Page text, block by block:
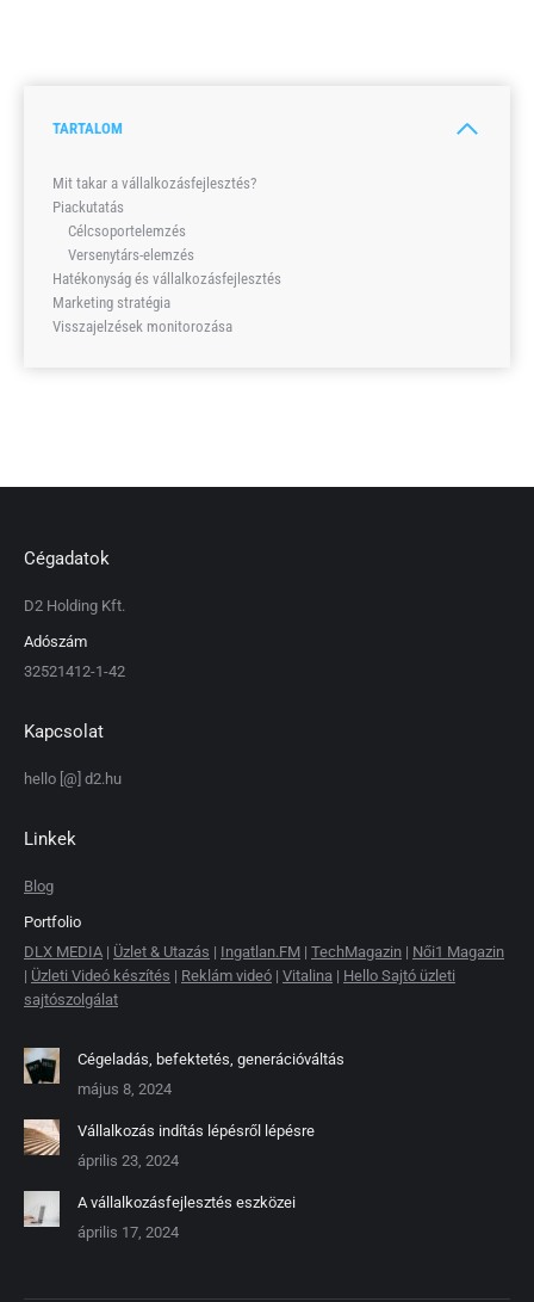
TARTALOM
Mit takar a vállalkozásfejlesztés?
Piackutatás
Célcsoportelemzés
Versenytárs-elemzés
Hatékonyság és vállalkozásfejlesztés
Marketing stratégia
Visszajelzések monitorozása
Cégadatok
D2 Holding Kft.
Adószám
32521412-1-42
Kapcsolat
hello [@] d2.hu
Linkek
Blog
Portfolio
DLX MEDIA | Üzlet & Utazás | Ingatlan.FM | TechMagazin | Női1 Magazin
| Üzleti Videó készítés | Reklám videó | Vitalina | Hello Sajtó üzleti
sajtószolgálat
Cégeladás, befektetés, generációváltás
május 8, 2024
Vállalkozás indítás lépésről lépésre
április 23, 2024
A vállalkozásfejlesztés eszközei
április 17, 2024